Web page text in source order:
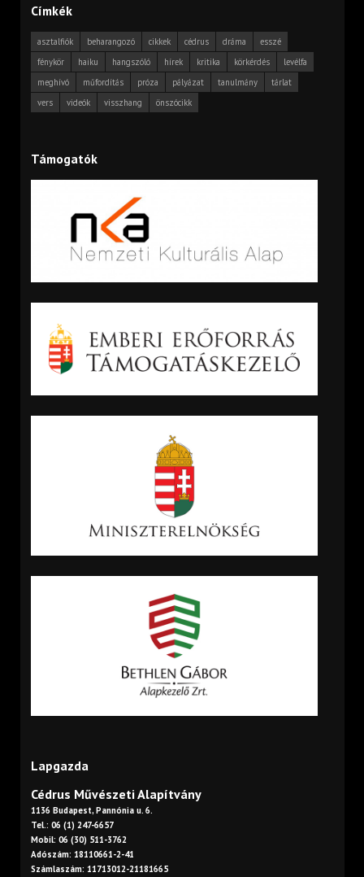
Címkék
asztalfiók beharangozó cikkek cédrus dráma
esszé
fénykör
haiku hangszóló hírek kritika körkérdés
levélfa
meghívó
műfordítás próza pályázat tanulmány
tárlat
vers
videók visszhang önszócikk
Támogatók
Lapgazda
Cédrus Művészeti Alapítvány
1136 Budapest, Pannónia u. 6.
Tel.: 06 (1) 247-6657
Mobil: 06 (30) 511-3762
Adószám: 18110661-2-41
Számlaszám: 11713012-21181665